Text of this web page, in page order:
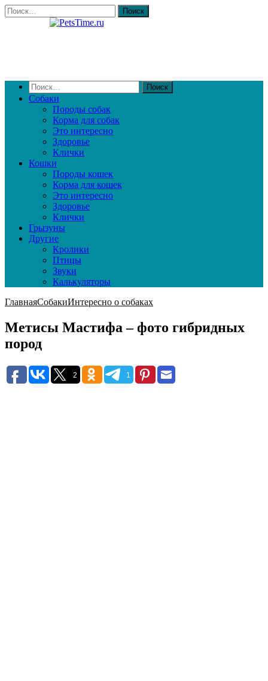
Собаки
Породы собак
Корма для собак
Это интересно
Здоровье
Клички
Кошки
Породы кошек
Корма для кошек
Это интересно
Здоровье
Клички
Грызуны
Другие
Кролики
Птицы
Звуки
Калькуляторы
ГлавнаяСобакиИнтересно о собаках
Метисы Мастифа – фото гибридных
пород
2 1